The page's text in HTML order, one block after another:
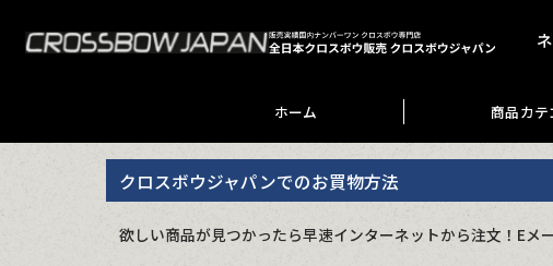
ホーム 商品カテ
クロスボウジャパンでのお買物方法
欲しい商品が見つかったら早速インターネットから注文！E